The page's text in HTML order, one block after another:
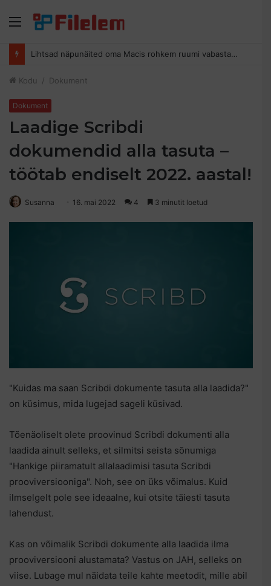
Menüü
Lihtsad näpunäited oma Macis rohkem ruumi vabastamiseks
Kodu / Dokument
Dokument
Laadige Scribdi
dokumendid alla tasuta –
töötab endiselt 2022. aastal!
Susanna 16. mai 2022 4 3 minutit loetud
"Kuidas ma saan Scribdi dokumente tasuta alla laadida?"
on küsimus, mida lugejad sageli küsivad.
Tõenäoliselt olete proovinud Scribdi dokumenti alla
laadida ainult selleks, et silmitsi seista sõnumiga
"Hankige piiramatult allalaadimisi tasuta Scribdi
prooviversiooniga". Noh, see on üks võimalus. Kuid
ilmselgelt pole see ideaalne, kui otsite täiesti tasuta
lahendust.
Kas on võimalik Scribdi dokumente alla laadida ilma
prooviversiooni alustamata? Vastus on JAH, selleks on
viise. Lubage mul näidata teile kahte meetodit, mille abil